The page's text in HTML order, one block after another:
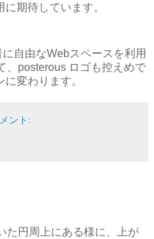
期待しています。
自由なWebスペースを利用
、posterous ロゴも控えめで
変わります。
ント:
た円周上にある様に、上が